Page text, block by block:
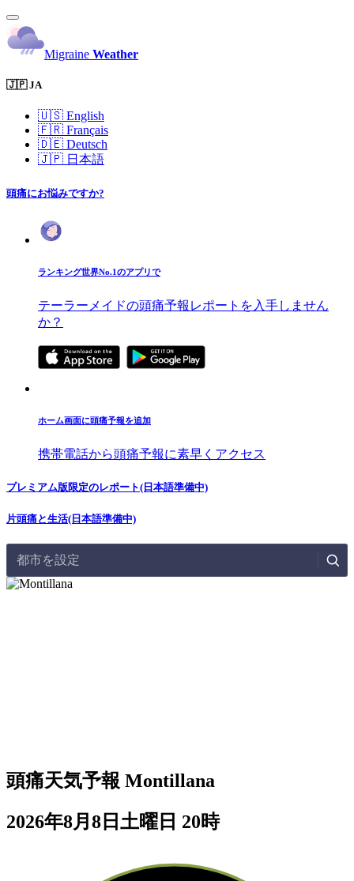
Migraine Weather
🇯🇵 JA
🇺🇸 English
🇫🇷 Français
🇩🇪 Deutsch
🇯🇵 日本語
頭痛にお悩みですか?
ランキング世界No.1のアプリで
テーラーメイドの頭痛予報レポートを入手しません
か？
ホーム画面に頭痛予報を追加
携帯電話から頭痛予報に素早くアクセス
プレミアム版限定のレポート(日本語準備中)
片頭痛と生活(日本語準備中)
都市を設定
頭痛天気予報 Montillana
2026年8月8日土曜日 20時